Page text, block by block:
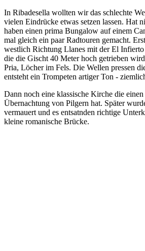
In Ribadesella wollten wir das schlechte
vielen Eindrücke etwas setzen lassen. Hat
haben einen prima Bungalow auf einem
mal gleich ein paar Radtouren gemacht.
westlich Richtung Llanes mit der El Infierto
die die Gischt 40 Meter hoch getrieben
Pria, Löcher im Fels. Die Wellen pressen
entsteht ein Trompeten artiger Ton -
Dann noch eine klassische Kirche die
Übernachtung von Pilgern hat. Später
vermauert und es entsatnden richtige
kleine romanische Brücke.